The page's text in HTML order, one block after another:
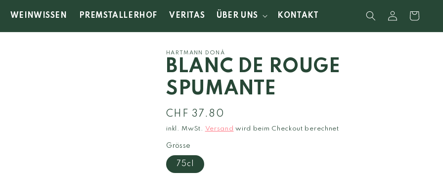
WEINWISSEN PREMSTALLERHOF VERITAS ÜBER UNS KONTAKT EinloggenWarenkorb
HARTMANN DONÀ
BLANC DE ROUGE
SPUMANTE
Normaler
Preis
CHF 37.80
inkl. MwSt. Versand wird beim Checkout berechnet
Grösse
75cl